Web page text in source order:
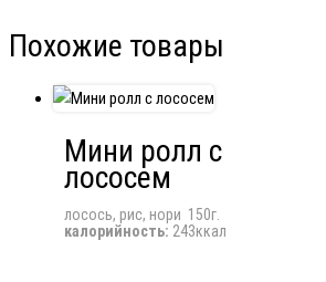
Похожие товары
Мини ролл с
лососем
лосось, рис, нори 150г.
калорийность: 243ккал